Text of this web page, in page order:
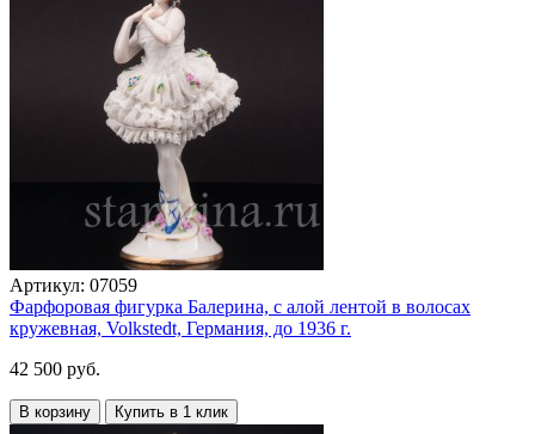
Артикул: 07059
Фарфоровая фигурка Балерина, с алой лентой в волосах
кружевная, Volkstedt, Германия, до 1936 г.
42 500 руб.
В корзину Купить в 1 клик